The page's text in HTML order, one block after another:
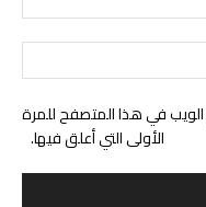
في هذا المتصفح للمرة
الأولى التي أعلق فيها.